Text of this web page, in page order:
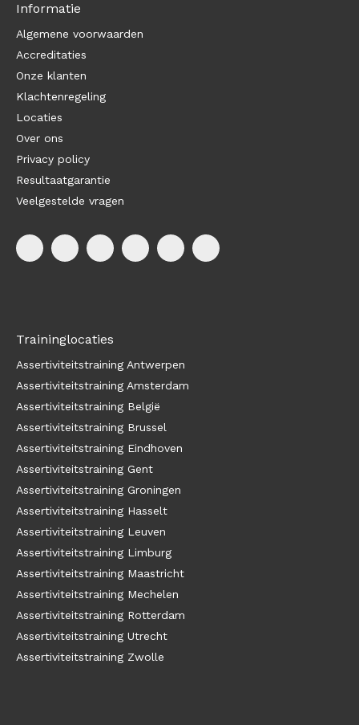
Informatie
Algemene voorwaarden
Accreditaties
Onze klanten
Klachtenregeling
Locaties
Over ons
Privacy policy
Resultaatgarantie
Veelgestelde vragen
Traininglocaties
Assertiviteitstraining Antwerpen
Assertiviteitstraining Amsterdam
Assertiviteitstraining België
Assertiviteitstraining Brussel
Assertiviteitstraining Eindhoven
Assertiviteitstraining Gent
Assertiviteitstraining Groningen
Assertiviteitstraining Hasselt
Assertiviteitstraining Leuven
Assertiviteitstraining Limburg
Assertiviteitstraining Maastricht
Assertiviteitstraining Mechelen
Assertiviteitstraining Rotterdam
Assertiviteitstraining Utrecht
Assertiviteitstraining Zwolle